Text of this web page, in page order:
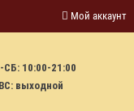
Мой аккаунт
10:00-21:00
ВС: выходной